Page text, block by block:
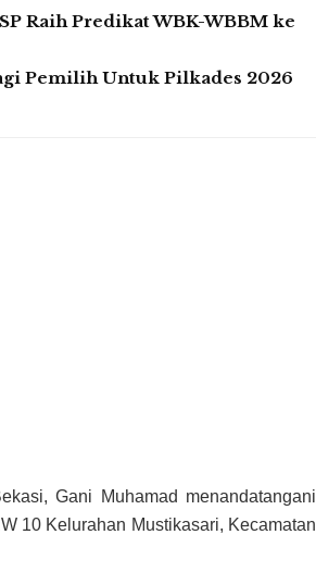
Raih Predikat WBK-WBBM ke
Pemilih Untuk Pilkades 2026
Gani Muhamad menandatangani
10 Kelurahan Mustikasari, Kecamatan